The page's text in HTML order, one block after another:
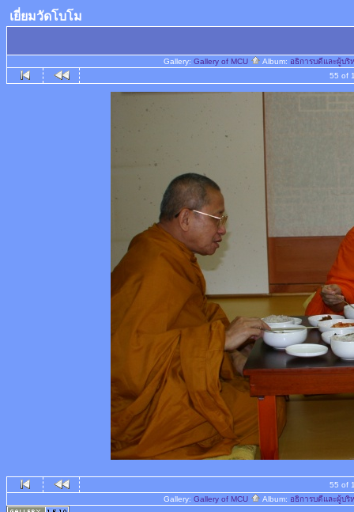
เยี่ยมวัดโบโม
Gallery: Gallery of MCU Album: อธิการบดีและผู้บ
55 of
55 of
Gallery: Gallery of MCU Album: อธิการบดีและผู้บ